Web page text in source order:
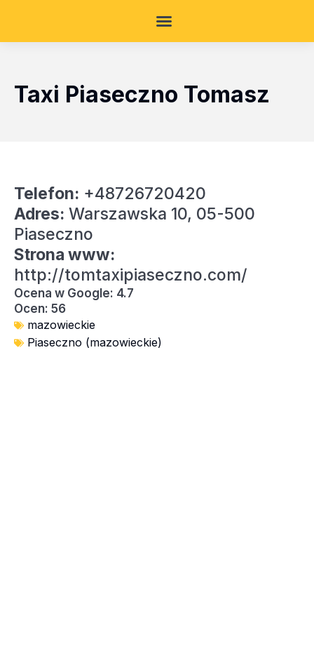
Taxi Piaseczno Tomasz
Telefon: +48726720420
Adres: Warszawska 10, 05-500
Piaseczno
Strona www:
http://tomtaxipiaseczno.com/
Ocena w Google: 4.7
Ocen: 56
mazowieckie
Piaseczno (mazowieckie)